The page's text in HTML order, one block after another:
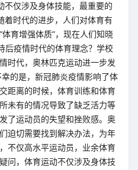
不仅涉及身体技能，最重要的
着时代的进步，人们对体育有
育增强体质”，现在人们知晓
后疫情时代的体育理念？学校
时代，奥林匹克运动进一步发
的是，新冠肺炎疫情影响了体
距离的时候，体育训练和体育
未有的情况导致了缺乏活力等
了运动员的失望和挫败感。奥
迫切需要找到解决办法，为年
不仅高水平运动员，业余体育
问，体育运动不仅涉及身体技